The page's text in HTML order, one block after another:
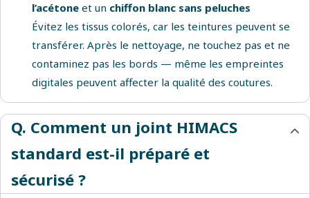
l’acétone et un chiffon blanc sans peluches
Évitez les tissus colorés, car les teintures peuvent se
transférer. Après le nettoyage, ne touchez pas et ne
contaminez pas les bords — même les empreintes
digitales peuvent affecter la qualité des coutures.
Q. Comment un joint HIMACS
standard est-il préparé et
sécurisé ?